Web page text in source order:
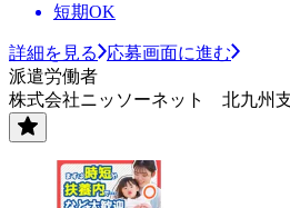
短期OK
詳細を見る
応募画面に進む
派遣労働者
株式会社ニッソーネット 北九州支